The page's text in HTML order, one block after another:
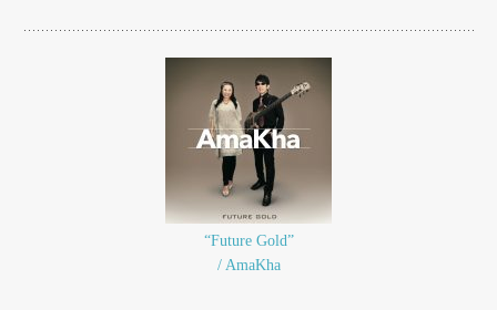
“Future Gold”
/ AmaKha